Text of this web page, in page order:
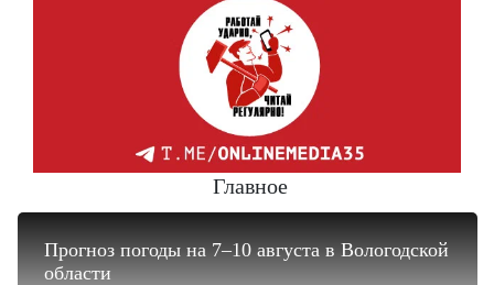
Главное
Прогноз погоды на 7–10 августа в Вологодской
области